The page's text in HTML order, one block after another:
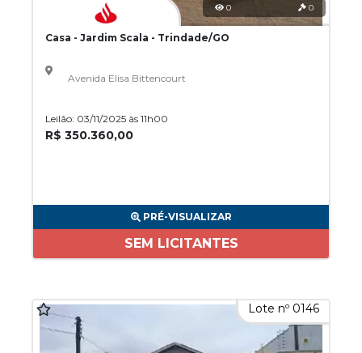
0 0
Casa - Jardim Scala - Trindade/GO
Avenida Elisa Bittencourt
Leilão: 03/11/2025 às 11h00
R$ 350.360,00
PRÉ-VISUALIZAR
SEM LICITANTES
Lote nº 0146